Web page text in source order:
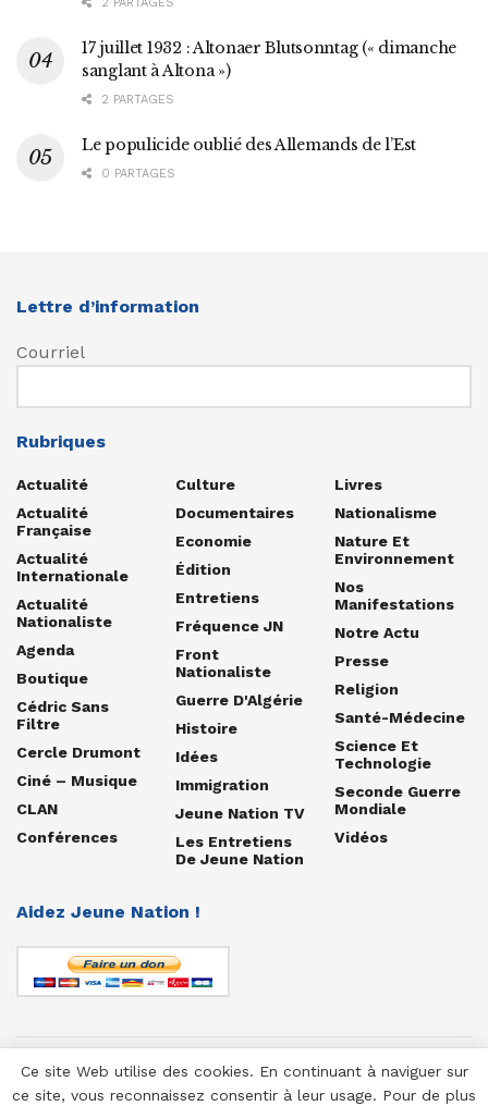
17 juillet 1932 : Altonaer Blutsonntag (« dimanche
sanglant à Altona »)
2 PARTAGES
Le populicide oublié des Allemands de l’Est
0 PARTAGES
Lettre d’information
Courriel
Rubriques
Actualité
Actualité
Française
Actualité
Internationale
Actualité
Nationaliste
Agenda
Boutique
Cédric Sans
Filtre
Cercle Drumont
Ciné – Musique
CLAN
Conférences
Culture
Documentaires
Economie
Édition
Entretiens
Fréquence JN
Front
Nationaliste
Guerre D'Algérie
Histoire
Idées
Immigration
Jeune Nation TV
Les Entretiens
De Jeune Nation
Livres
Nationalisme
Nature Et
Environnement
Nos
Manifestations
Notre Actu
Presse
Religion
Santé-Médecine
Science Et
Technologie
Seconde Guerre
Mondiale
Vidéos
Aidez Jeune Nation !
© 1958-2025 Jeune Nation
Ce site Web utilise des cookies. En continuant à naviguer sur
ce site, vous reconnaissez consentir à leur usage. Pour de plus